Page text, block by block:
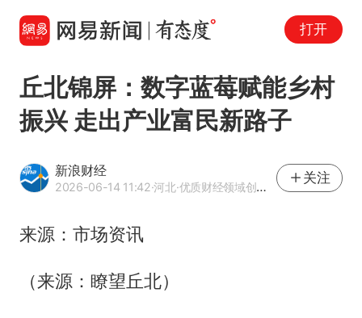
打开
丘北锦屏：数字蓝莓赋能乡村
振兴 走出产业富民新路子
新浪财经
2026-06-14 11:42·河北·优质财经领域创作者
关注
来源：市场资讯
（来源：瞭望丘北）